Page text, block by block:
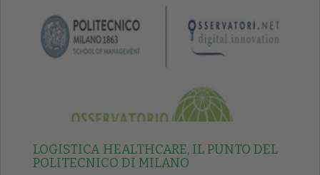
LOGISTICA HEALTHCARE, IL PUNTO DEL
POLITECNICO DI MILANO